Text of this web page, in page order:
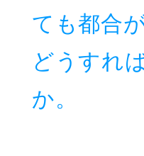
ても都合
どうすれ
か。